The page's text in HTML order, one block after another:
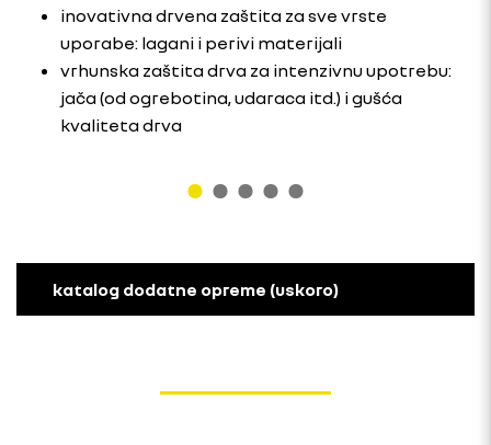
inovativna drvena zaštita za sve vrste
uporabe: lagani i perivi materijali
vrhunska zaštita drva za intenzivnu upotrebu:
jača (od ogrebotina, udaraca itd.) i gušća
kvaliteta drva
katalog dodatne opreme (uskoro)